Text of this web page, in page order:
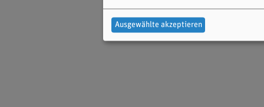
Ausgewählte akzeptieren